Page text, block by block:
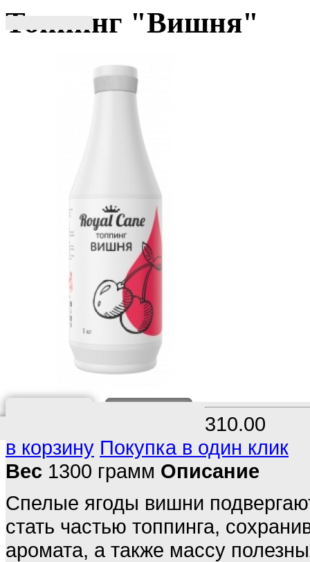
Топпинг "Вишня"
310.00
в корзину Покупка в один клик
Вес 1300 грамм Описание
Спелые ягоды вишни
стать частью топпинга,
аромата, а также массу